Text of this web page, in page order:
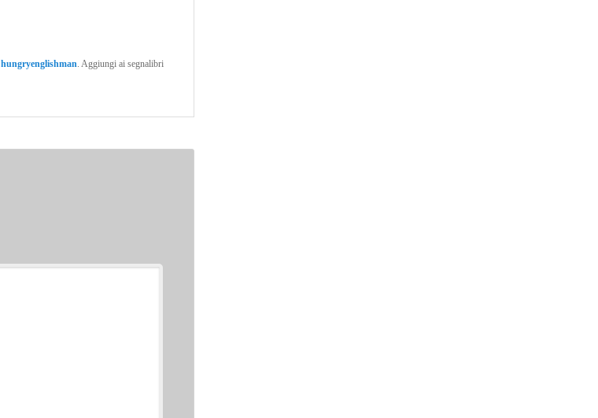
hungryenglishman. Aggiungi ai segnalibri